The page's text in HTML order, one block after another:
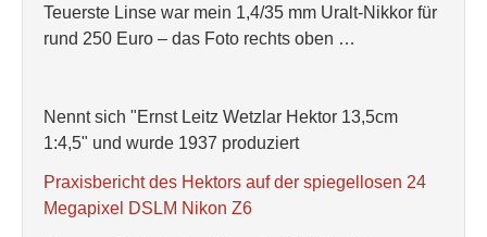
Teuerste Linse war mein 1,4/35 mm Uralt-Nikkor für
rund 250 Euro – das Foto rechts oben …
Nennt sich "Ernst Leitz Wetzlar Hektor 13,5cm
1:4,5" und wurde 1937 produziert
Praxisbericht des Hektors auf der spiegellosen 24
Megapixel DSLM Nikon Z6